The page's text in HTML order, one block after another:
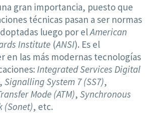
gran importancia, puesto que
técnicas pasan a ser normas
luego por elAmerican
Institute (ANSI). Es el
en las más modernas tecnologías
Integrated Services Digital
, Signalling System 7 (SS7),
Mode (ATM), Synchronous
(Sonet), etc.